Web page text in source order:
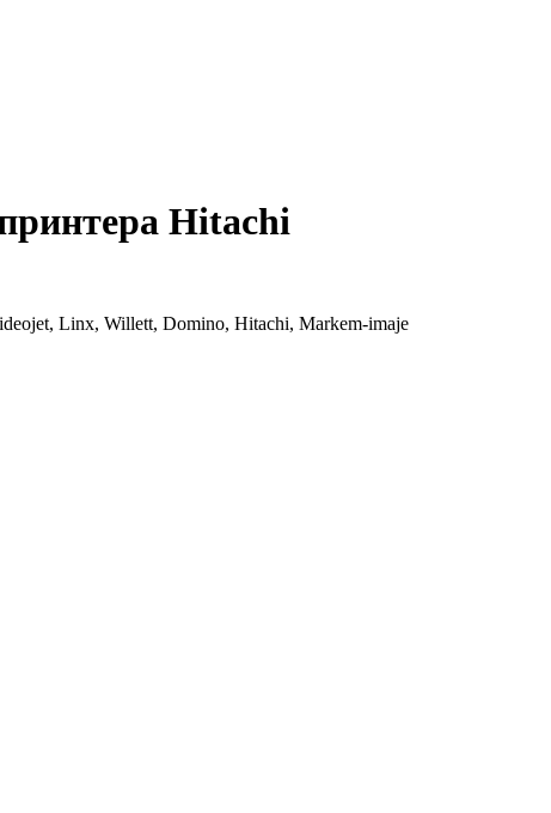
Hitachi
Linx, Willett, Domino, Hitachi, Markem-imaje